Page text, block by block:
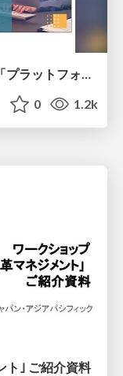
0 1.2k
ト｣ ご紹介資料